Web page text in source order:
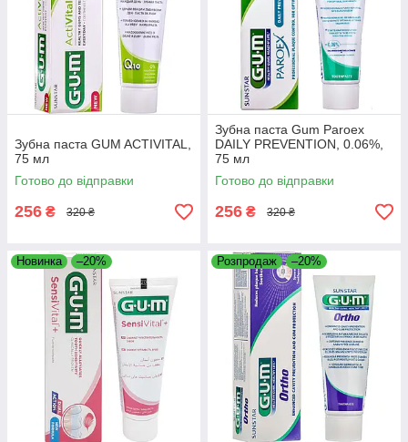
Зубна паста GUM ACTIVITAL,
75 мл
Готово до відправки
256 ₴ 320 ₴
Зубна паста Gum Paroex
DAILY PREVENTION, 0.06%,
75 мл
Готово до відправки
256 ₴ 320 ₴
Новинка –20% Розпродаж –20%